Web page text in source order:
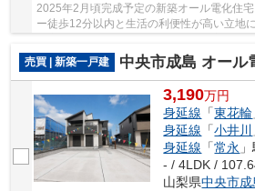
2025年2月頃完成予定の新築オール電化住
ー徒歩12分以内と生活の利便性が高い立地
売買 | 新築一戸建
中央市成島 オール電化新築戸建
3,190万円
身延線 「東花輪
身延線 「小井川
身延線 「常永
- / 4LDK /
山梨県中央市成